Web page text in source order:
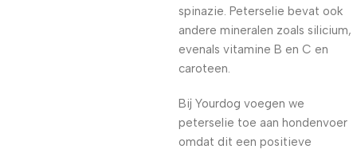
spinazie. Peterselie bevat ook
andere mineralen zoals silicium,
evenals vitamine B en C en
caroteen.
Bij Yourdog voegen we
peterselie toe aan hondenvoer
omdat dit een positieve